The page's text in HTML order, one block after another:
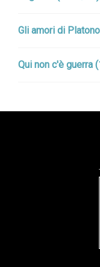
Gli amori di
Qui non c'è guerra